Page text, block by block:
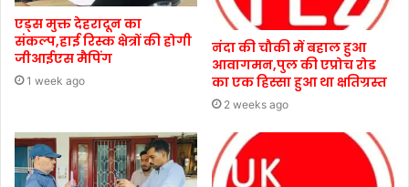
एड्स मुक्त देहरादून का
संकल्प,हाई रिस्क क्षेत्रों की होगी
जीआईएस मैपिंग
1 week ago
नंदा की चौकी में बहाल हुआ
आवागमन,पुल की एप्रोच रोड
का एक हिस्सा हुआ था क्षतिग्रस्त
2 weeks ago